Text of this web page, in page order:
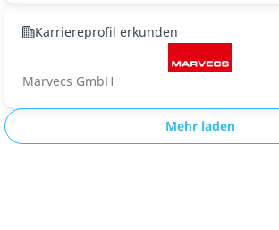
Karriereprofil erkunden
Marvecs GmbH
Mehr laden